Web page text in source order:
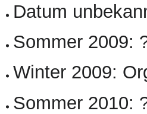
Datum
Sommer 2009:
Winter 2009:
Sommer 2010: